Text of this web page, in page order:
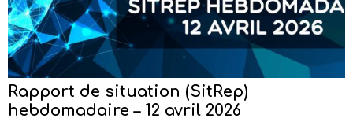
Rapport de situation (SitRep)
hebdomadaire – 12 avril 2026